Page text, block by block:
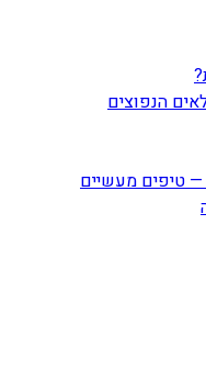
הנפוצים
— טיפים מעשיים